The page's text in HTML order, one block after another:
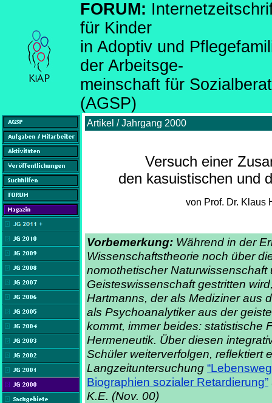
FORUM:
für Kinder
in Adoptiv und
der Arbeitsge-
meinschaft für
(AGSP)
Artikel / Jahrgang 2000
Versuch einer
den kasuistischen und
von Prof. Dr. Klaus
Vorbemerkung: Während in der
Wissenschaftstheorie noch über
nomothetischer Naturwissenschaft
Geisteswissenschaft gestritten
Hartmanns, der als Mediziner aus
als Psychoanalytiker aus der
kommt, immer beides: statistische
Hermeneutik. Über diesen
Schüler weiterverfolgen, reflektiert
Langzeituntersuchung
Biographien sozialer Retardierung”
K.E. (Nov. 00)